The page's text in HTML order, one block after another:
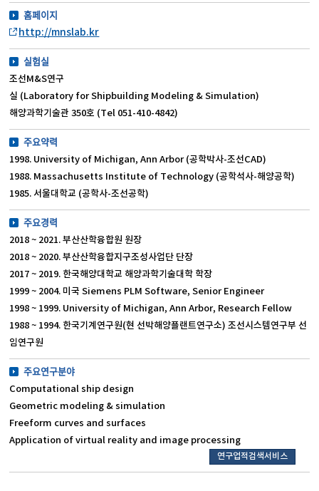
홈페이지
http://mnslab.kr
실험실
조선M&S연구
실 (Laboratory for Shipbuilding Modeling & Simulation)
해양과학기술관 350호 (Tel 051-410-4842)
주요약력
1998. University of Michigan, Ann Arbor (공학박사-조선CAD)
1988. Massachusetts Institute of Technology (공학석사-해양공학)
1985. 서울대학교 (공학사-조선공학)
주요경력
2018 ~ 2021. 부산산학융합원 원장
2018 ~ 2020. 부산산학융합지구조성사업단 단장
2017 ~ 2019. 한국해양대학교 해양과학기술대학 학장
1999 ~ 2004. 미국 Siemens PLM Software, Senior Engineer
1998 ~ 1999. University of Michigan, Ann Arbor, Research Fellow
1988 ~ 1994. 한국기계연구원(현 선박해양플랜트연구소) 조선시스템연구부 선
임연구원
주요연구분야
Computational ship design
Geometric modeling & simulation
Freeform curves and surfaces
Application of virtual reality and image processing
연구업적검색서비스